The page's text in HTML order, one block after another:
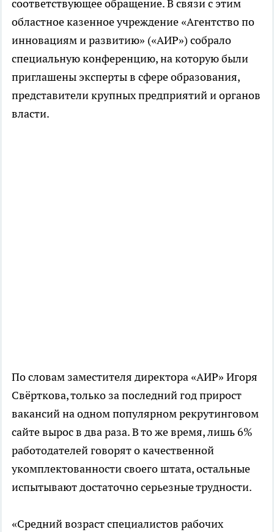
соответствующее обращение. В связи с этим
областное казенное учреждение «Агентство по
инновациям и развитию» («АИР») собрало
специальную конференцию, на которую были
приглашены эксперты в сфере образования,
представители крупных предприятий и органов
власти.
По словам заместителя директора «АИР» Игоря
Свёрткова, только за последний год прирост
вакансий на одном популярном рекрутинговом
сайте вырос в два раза. В то же время, лишь 6%
работодателей говорят о качественной
укомплектованности своего штата, остальные
испытывают достаточно серьезные трудности.
«Средний возраст специалистов рабочих